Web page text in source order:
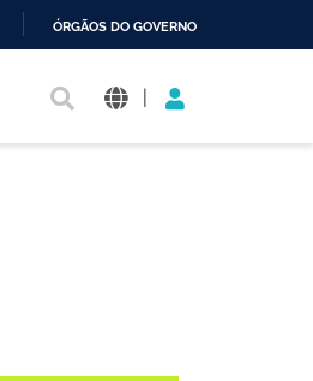
ÓRGÃOS DO GOVERNO
|